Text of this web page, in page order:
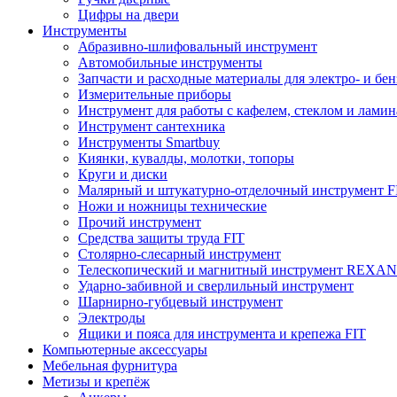
Цифры на двери
Инструменты
Абразивно-шлифовальный инструмент
Автомобильные инструменты
Запчасти и расходные материалы для электро- и
Измерительные приборы
Инструмент для работы с кафелем, стеклом и
Инструмент сантехника
Инструменты Smartbuy
Киянки, кувалды, молотки, топоры
Круги и диски
Малярный и штукатурно-отделочный инструмент
Ножи и ножницы технические
Прочий инструмент
Средства защиты труда FIT
Столярно-слесарный инструмент
Телескопический и магнитный инструмент
Ударно-забивной и сверлильный инструмент
Шарнирно-губцевый инструмент
Электроды
Ящики и пояса для инструмента и крепежа FIT
Компьютерные аксессуары
Мебельная фурнитура
Метизы и крепёж